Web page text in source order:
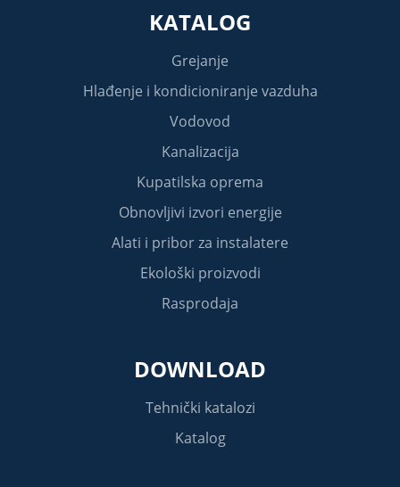
KATALOG
Grejanje
Hlađenje i kondicioniranje vazduha
Vodovod
Kanalizacija
Kupatilska oprema
Obnovljivi izvori energije
Alati i pribor za instalatere
Ekološki proizvodi
Rasprodaja
DOWNLOAD
Tehnički katalozi
Katalog